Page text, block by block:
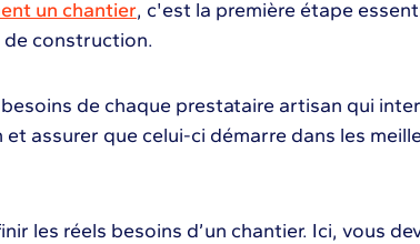
un chantier, c'est la première étape
construction.
de chaque prestataire artisan qui
assurer que celui-ci démarre dans les
les réels besoins d’un chantier. Ici, vous